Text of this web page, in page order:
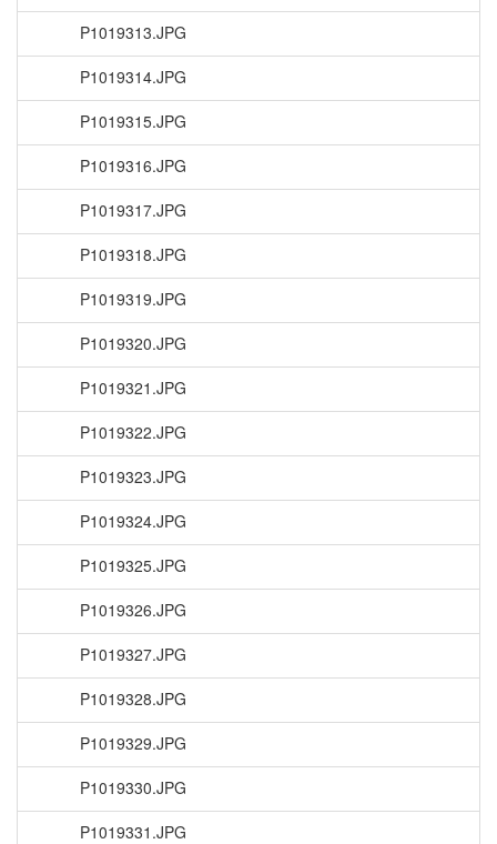
P1019313.JPG
P1019314.JPG
P1019315.JPG
P1019316.JPG
P1019317.JPG
P1019318.JPG
P1019319.JPG
P1019320.JPG
P1019321.JPG
P1019322.JPG
P1019323.JPG
P1019324.JPG
P1019325.JPG
P1019326.JPG
P1019327.JPG
P1019328.JPG
P1019329.JPG
P1019330.JPG
P1019331.JPG